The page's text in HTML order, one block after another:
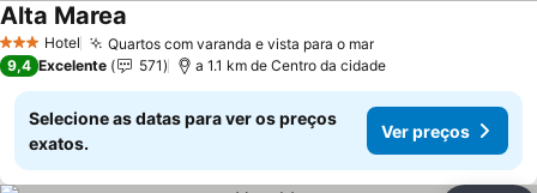
3 EstrelasHotel Quartos com varanda e vista para o marVer preços
Alta Marea
9,4 Excelente 571 a 1.1 km de Centro da cidade
Selecione as datas para ver os preços
exatos.
Ver preços